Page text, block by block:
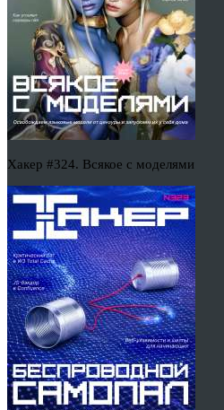
Хакер #324. Всякое с моделями